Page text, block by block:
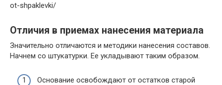
ot-shpaklevki/
Отличия в приемах нанесения материала
Значительно отличаются и методики нанесения составов.
Начнем со штукатурки. Ее укладывают таким образом.
Основание освобождают от остатков старой